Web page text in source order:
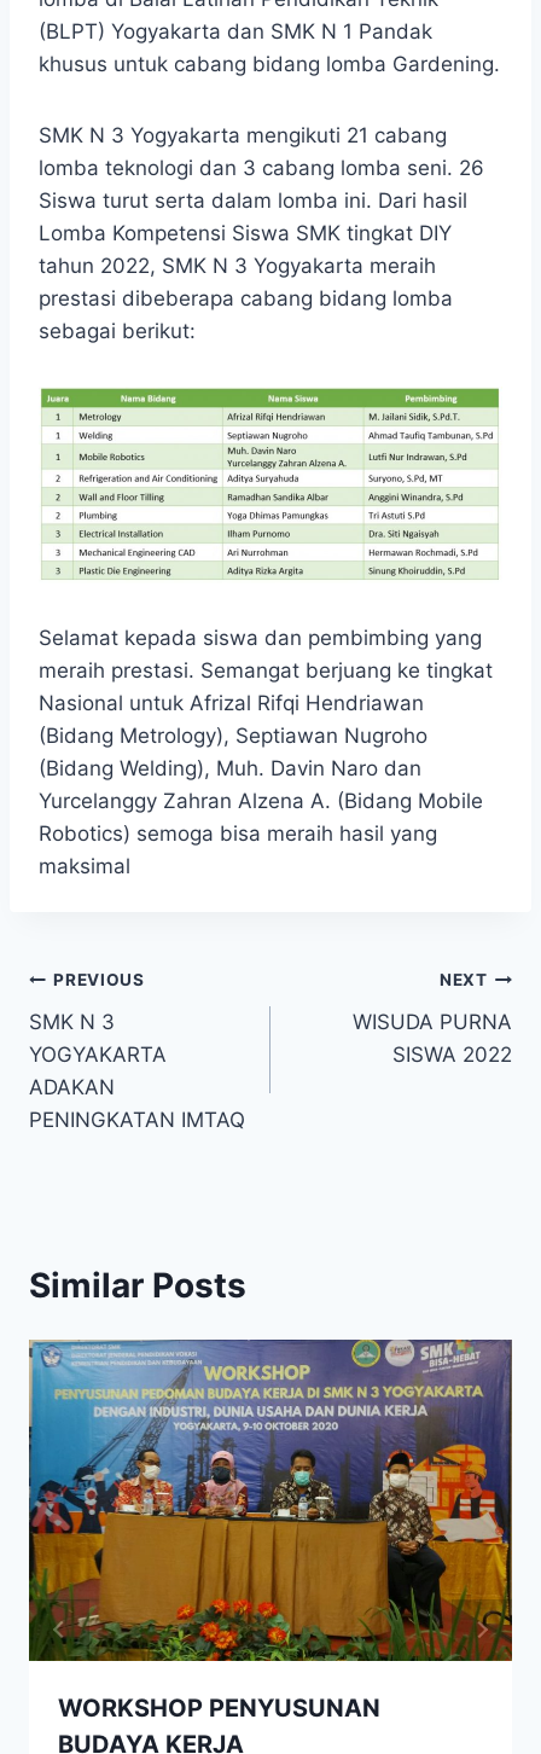
(BLPT) Yogyakarta dan SMK N 1 Pandak
khusus untuk cabang bidang lomba Gardening.
SMK N 3 Yogyakarta mengikuti 21 cabang
lomba teknologi dan 3 cabang lomba seni. 26
Siswa turut serta dalam lomba ini. Dari hasil
Lomba Kompetensi Siswa SMK tingkat DIY
tahun 2022, SMK N 3 Yogyakarta meraih
prestasi dibeberapa cabang bidang lomba
sebagai berikut:
Selamat kepada siswa dan pembimbing yang
meraih prestasi. Semangat berjuang ke tingkat
Nasional untuk Afrizal Rifqi Hendriawan
(Bidang Metrology), Septiawan Nugroho
(Bidang Welding), Muh. Davin Naro dan
Yurcelanggy Zahran Alzena A. (Bidang Mobile
Robotics) semoga bisa meraih hasil yang
maksimal
Navigasi
pos
PREVIOUS
SMK N 3
YOGYAKARTA
ADAKAN
PENINGKATAN IMTAQ
NEXT
WISUDA PURNA
SISWA 2022
Similar Posts
WORKSHOP PENYUSUNAN
BUDAYA KERJA